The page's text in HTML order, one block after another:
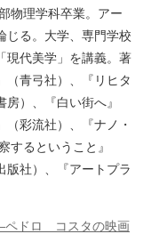
物理学科卒業。アー
じる。大学、専門学校
現代美学」を講義。著
（青弓社）、『リヒタ
）、『白い街へ』
（彩流社）、『ナノ・
するということ』
版社）、『アートプラ
ドロ コスタの映画